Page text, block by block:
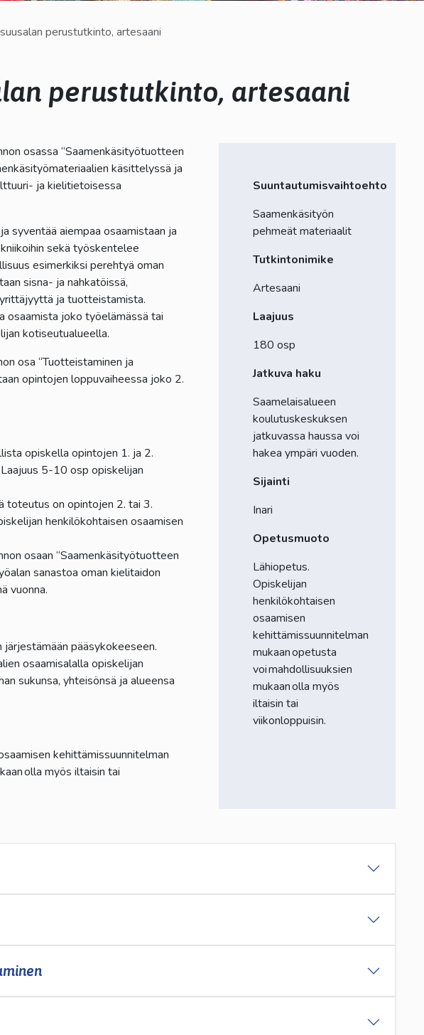
perustutkinto, artesaani
perustutkinto, artesaani
osassa “Saamenkäsityötuotteen
käsittelyssä ja
ja kielitietoisessa
syventää aiempaa osaamistaan ja
sekä työskentelee
esimerkiksi perehtyä oman
sisna- ja nahkatöissä,
ja tuotteistamista.
osaamista joko työelämässä tai
kotiseutualueella.
osa “Tuotteistaminen ja
opintojen loppuvaiheessa joko 2.
opiskella opintojen 1. ja 2.
5-10 osp opiskelijan
toteutus on opintojen 2. tai 3.
henkilökohtaisen osaamisen
osaan “Saamenkäsityötuotteen
sanastoa oman kielitaidon
vuonna.
pääsykokeeseen.
osaamisalalla opiskelijan
sukunsa, yhteisönsä ja alueensa
kehittämissuunnitelman
olla myös iltaisin tai
Suuntautumisvaihtoehto
Saamenkäsityön
pehmeät materiaalit
Tutkintonimike
Artesaani
Laajuus
180 osp
Jatkuva haku
Saamelaisalueen
koulutuskeskuksen
jatkuvassa haussa voi
hakea ympäri vuoden.
Sijainti
Inari
Opetusmuoto
Lähiopetus.
Opiskelijan
henkilökohtaisen
osaamisen
kehittämissuunnitelman
mukaan opetusta
voi mahdollisuuksien
mukaan olla myös
iltaisin tai
viikonloppuisin.